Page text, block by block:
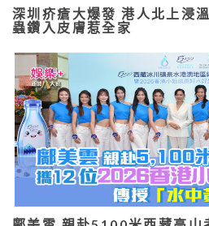
深圳疥瘡大爆發 港人北上浸
蟲鑽入皮膚惹全家